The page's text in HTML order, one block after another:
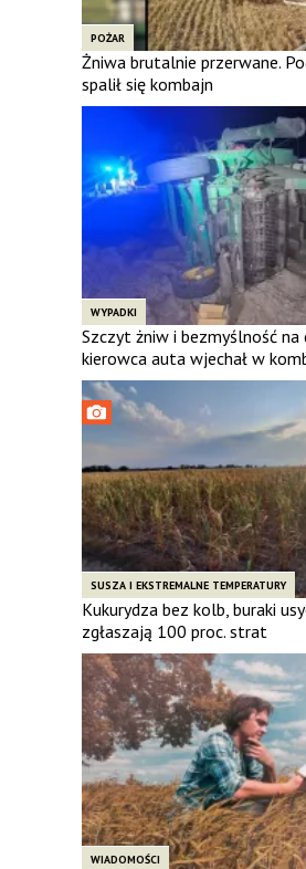
POŻAR
Żniwa brutalnie przerwane.
spalił się kombajn
WYPADKI
Szczyt żniw i bezmyślność na
kierowca auta wjechał w
SUSZA I EKSTREMALNE TEMPERATURY
Kukurydza bez kolb, buraki
zgłaszają 100 proc. strat
WIADOMOŚCI